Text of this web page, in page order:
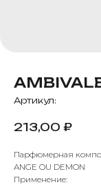
Артикул:
213,00 ₽
Парфюмерная
ANGE OU DEMON
Применение: